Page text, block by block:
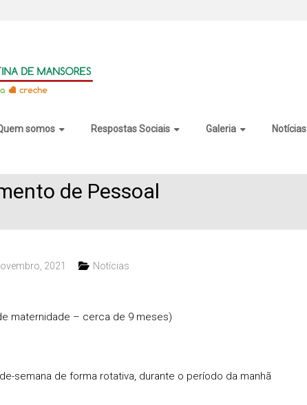
somos Respostas Sociais Galeria Notícias
de Pessoal
2021 Notícias
maternidade – cerca de 9 meses)
semana de forma rotativa, durante o período da manhã